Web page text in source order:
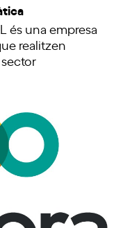
és una empresa
realitzen